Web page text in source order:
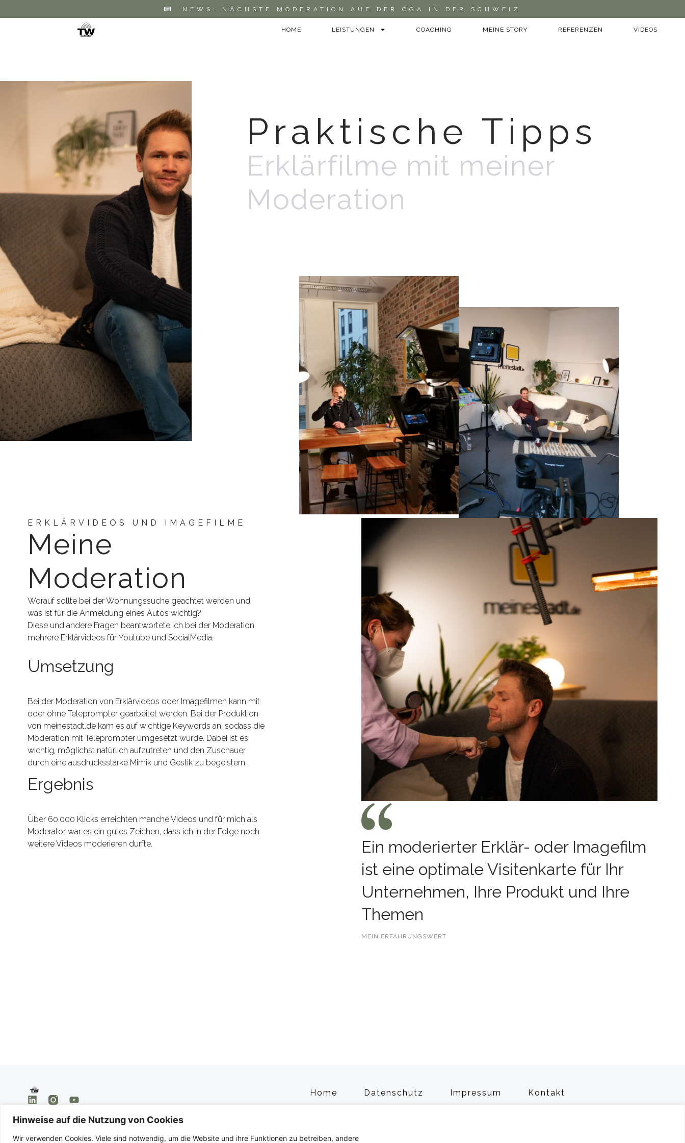
Hinweise auf die Nutzung von Cookies
Wir verwenden Cookies. Viele sind notwendig, um die Website und ihre Funktionen zu betreiben, andere
NEWS: NÄCHSTE MODERATION AUF DER ÖGA IN DER SCHWEIZ
HOME LEISTUNGEN COACHING MEINE STORY REFERENZEN VIDEOS
Praktische Tipps
Erklärfilme mit meiner
Moderation
ERKLÄRVIDEOS UND IMAGEFILME
Meine
Moderation
Worauf sollte bei der Wohnungssuche geachtet werden und
was ist für die Anmeldung eines Autos wichtig?
Diese und andere Fragen beantwortete ich bei der Moderation
mehrere Erklärvideos für Youtube und SocialMedia.
Umsetzung
Bei der Moderation von Erklärvideos oder Imagefilmen kann mit
oder ohne Teleprompter gearbeitet werden. Bei der Produktion
von meinestadt.de kam es auf wichtige Keywords an, sodass die
Moderation mit Teleprompter umgesetzt wurde. Dabei ist es
wichtig, möglichst natürlich aufzutreten und den Zuschauer
durch eine ausdrucksstarke Mimik und Gestik zu begeistern.
Ergebnis
Über 60.000 Klicks erreichten manche Videos und für mich als
Moderator war es ein gutes Zeichen, dass ich in der Folge noch
weitere Videos moderieren durfte.
Ein moderierter Erklär- oder Imagefilm
ist eine optimale Visitenkarte für Ihr
Unternehmen, Ihre Produkt und Ihre
Themen
MEIN ERFAHRUNGSWERT
Home Datenschutz Impressum Kontakt